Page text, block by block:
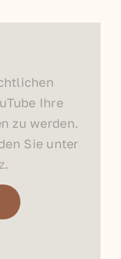
Ihre
zu werden.
Sie unter
.